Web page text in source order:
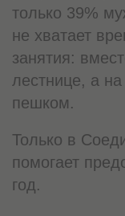
только 39%
не хватает
занятия:
лестнице, а
пешком.
Только в
помогает
год.